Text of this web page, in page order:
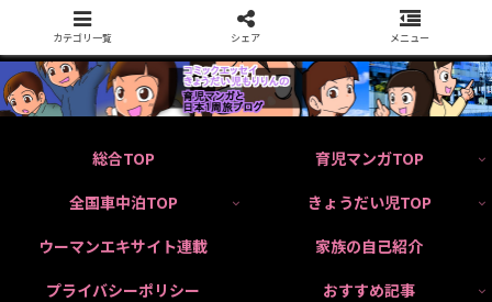
総合TOP
育児マンガTOP
全国車中泊TOP
きょうだい児TOP
ウーマンエキサイト連載
家族の自己紹介
プライバシーポリシー
おすすめ記事
カテゴリ一覧 シェア メニュー